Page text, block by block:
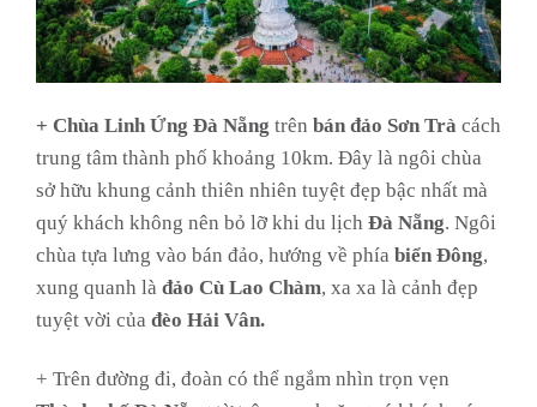
+ Chùa Linh Ứng Đà Nẵng trên bán đảo Sơn Trà cách
trung tâm thành phố khoảng 10km. Đây là ngôi chùa
sở hữu khung cảnh thiên nhiên tuyệt đẹp bậc nhất mà
quý khách không nên bỏ lỡ khi du lịch Đà Nẵng. Ngôi
chùa tựa lưng vào bán đảo, hướng về phía biển Đông,
xung quanh là đảo Cù Lao Chàm, xa xa là cảnh đẹp
tuyệt vời của đèo Hải Vân.
+ Trên đường đi, đoàn có thể ngắm nhìn trọn vẹn